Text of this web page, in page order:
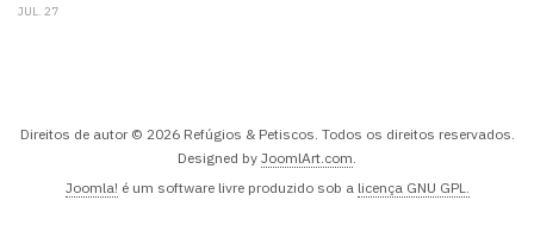
JUL. 27
Direitos de autor © 2026 Refúgios & Petiscos. Todos os direitos reservados.
Designed by JoomlArt.com
Joomla! é um software livre produzido sob a licença GNU GPL.